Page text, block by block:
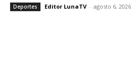
Deportes Editor LunaTV - agosto 6, 2026